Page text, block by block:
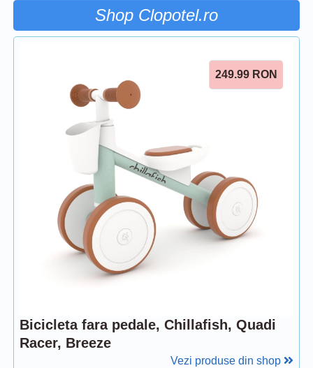
Shop Clopotel.ro
249.99 RON
Bicicleta fara pedale, Chillafish, Quadi
Racer, Breeze
Vezi produse din shop